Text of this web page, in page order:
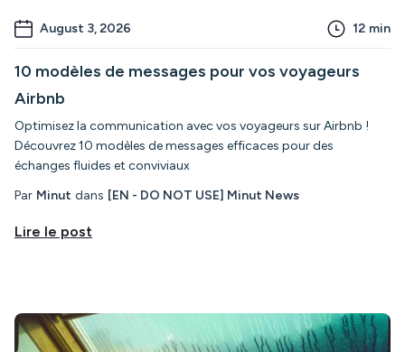
August 3, 2026 12 min
10 modèles de messages pour vos voyageurs
Airbnb
Optimisez la communication avec vos voyageurs sur Airbnb !
Découvrez 10 modèles de messages efficaces pour des
échanges fluides et conviviaux
Par Minut dans [EN - DO NOT USE] Minut News
Lire le post